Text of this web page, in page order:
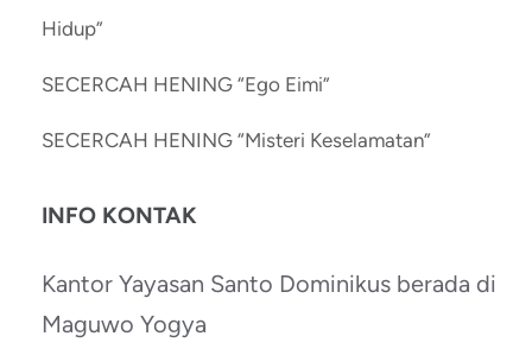
Hidup”
SECERCAH HENING “Ego Eimi”
SECERCAH HENING “Misteri Keselamatan”
INFO KONTAK
Kantor Yayasan Santo Dominikus berada di
Maguwo Yogya